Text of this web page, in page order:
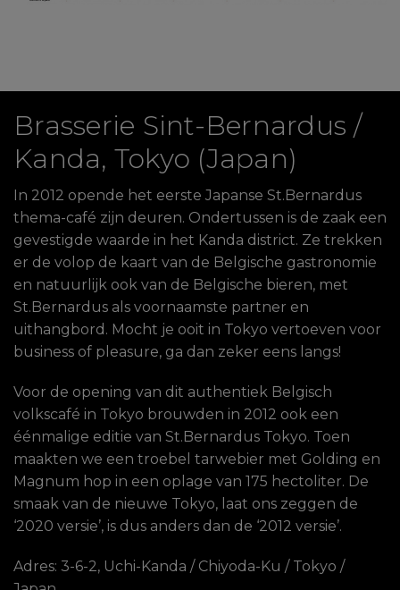
Brasserie Sint-Bernardus /
Kanda, Tokyo (Japan)
In 2012 opende het eerste Japanse St.Bernardus
thema-café zijn deuren. Ondertussen is de zaak een
gevestigde waarde in het Kanda district. Ze trekken
er de volop de kaart van de Belgische gastronomie
en natuurlijk ook van de Belgische bieren, met
St.Bernardus als voornaamste partner en
uithangbord. Mocht je ooit in Tokyo vertoeven voor
business of pleasure, ga dan zeker eens langs!
Voor de opening van dit authentiek Belgisch
volkscafé in Tokyo brouwden in 2012 ook een
éénmalige editie van St.Bernardus Tokyo. Toen
maakten we een troebel tarwebier met Golding en
Magnum hop in een oplage van 175 hectoliter. De
smaak van de nieuwe Tokyo, laat ons zeggen de
‘2020 versie’, is dus anders dan de ‘2012 versie’.
Adres: 3-6-2, Uchi-Kanda / Chiyoda-Ku / Tokyo /